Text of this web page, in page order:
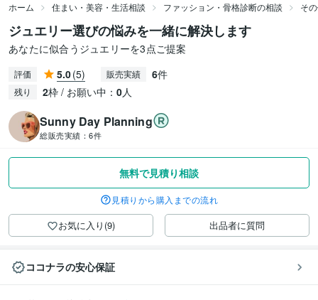
ホーム 住まい・美容・生活相談 ファッション・骨格診断の相談 そ
ジュエリー選びの悩みを一緒に解決します
あなたに似合うジュエリーを3点ご提案
評価 5.0(5) 販売実績 6件
残り 2枠 / お願い中： 0人
Sunny Day Planning
総販売実績： 6件
無料で見積り相談
見積りから購入までの流れ
お気に入り(9) 出品者に質問
ココナラの安心保証